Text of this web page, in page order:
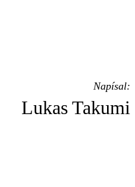
Napísal:
Lukas Takumi